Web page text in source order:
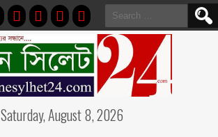
Search
for:
Saturday, August 8, 2026